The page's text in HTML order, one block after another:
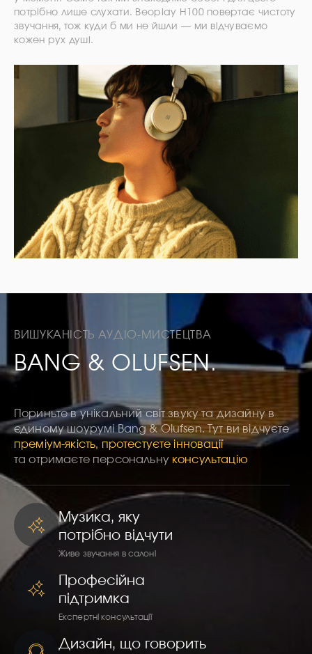
потрібно лише слухати. Beoplay H100 повертає чистоту
звучання, тож куди б ми не йшли — ми відчуваємо
кожен рух душі.
ВИШУКАНІСТЬ АУДІО-МИСТЕЦТВА
BANG & OLUFSEN.
Пориньте в унікальний світ звуку та дизайну в
єдиному шоурумі Bang & Olufsen. Тут ви відчуєте
преміум-якість, протестуєте інновації
та отримаєте персональну консультацію
Музика, яку
потрібно відчути
Живе звучання в салоні
Професійна
підтримка
Експертні консультації
Дизайн, що говорить